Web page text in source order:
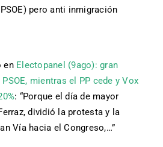
pero anti inmigración
en Electopanel (9ago): gran
mientras el PP cede y Vox
: “Porque el día de mayor
dividió la protesta y la
Vía hacia el Congreso,…”